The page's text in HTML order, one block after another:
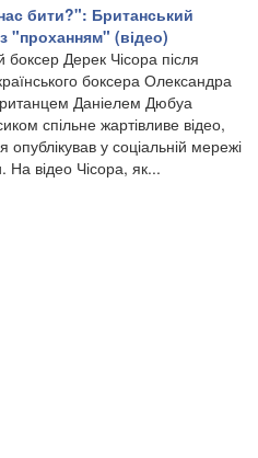
бити?": Британський
"проханням" (відео)
боксер Дерек Чісора після
боксера Олександра
Даніелем Дюбуа
спільне жартівливе відео,
опублікував у соціальній мережі
На відео Чісора, як...